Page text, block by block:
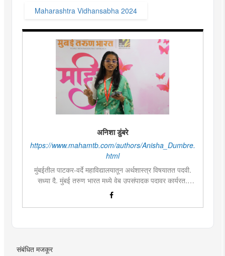
Maharashtra Vidhansabha 2024
अनिशा डुंबरे
https://www.mahamtb.com/authors/Anisha_Dumbre.
html
मुंबईतील पाटकर-वर्दे महाविद्यालयातून अर्थशास्त्र विषयातत पदवी.
सध्या दै. मुंबई तरुण भारत मध्ये वेब उपसंपादक पदावर कार्यरत.
लिखाण, वाचन आणि निवेदनाची विशेष आवड. मराठी साहित्य,
इतिहास, राजकारण, आणि मनोरंजन विषयांत रस. महाविद्यालयीन
संबंधित मजकूर